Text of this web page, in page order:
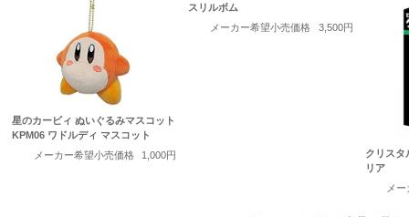
星のカービィ ぬいぐるみマスコット
KPM06 ワドルディ マスコット
メーカー希望小売価格
1,000円
スリルボム
メーカー希望小売価格
3,500円
クリス
リア
メ